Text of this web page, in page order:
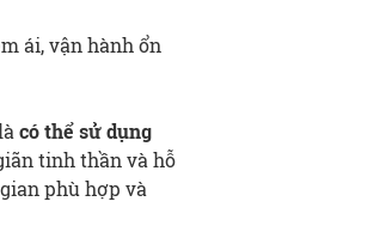
ái, vận hành ổn
có thể sử dụng
tinh thần và hỗ
phù hợp và